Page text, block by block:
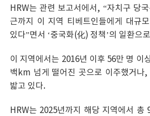
HRW는 관련 보고서에서, “자치구 당
근까지 이 지역 티베트인들에게 대규
있다”면서 ‘중국화(化) 정책’의 일환으
이 지역에서는 2016년 이후 56만 명 이
백km 넘게 떨어진 곳으로 이주했거나,
밟고 있다.
HRW는 2025년까지 해당 지역에서 총